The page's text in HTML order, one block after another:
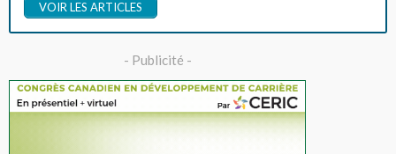
VOIR LES ARTICLES
- Publicité -